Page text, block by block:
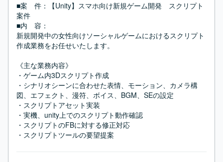
■案　件：【Unity】スマホ向け新規ゲーム開発　スクリプト
案件
■内　容：
新規開発中の女性向けソーシャルゲームにおけるスクリプト
作成業務をお任せいたします。
《主な業務内容》
・ゲーム内3Dスクリプト作成
・シナリオシーンに合わせた表情、モーション、カメラ構
図、エフェクト、漫符、ボイス、BGM、SEの設定
・スクリプトアセット実装
・実機、unity上でのスクリプト動作確認
・スクリプトのFBに対する修正対応
・スクリプトツールの要望提案